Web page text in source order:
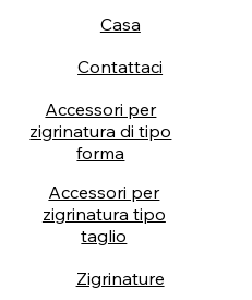
Casa
Contattaci
Accessori per
zigrinatura di tipo
forma
Accessori per
zigrinatura tipo
taglio
Zigrinature